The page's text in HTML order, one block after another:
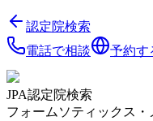
認定院検索
電話で相談
予約す
JPA認定院検索
フォームソティックス